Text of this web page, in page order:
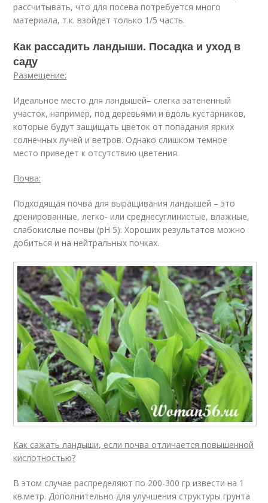
рассчитывать, что для посева потребуется много
материала, т.к. взойдет только 1/5 часть.
Как рассадить ландыши. Посадка и уход в
саду
Размещение:
Идеальное место для ландышей– слегка затененный
участок, например, под деревьями и вдоль кустарников,
которые будут защищать цветок от попадания ярких
солнечных лучей и ветров. Однако слишком темное
место приведет к отсутствию цветения.
Почва:
Подходящая почва для выращивания ландышей – это
дренированные, легко- или среднесуглинистые, влажные,
слабокислые почвы (рН 5). Хороших результатов можно
добиться и на нейтральных почках.
Как сажать ландыши, если почва отличается повышенной
кислотностью?
В этом случае распределяют по 200-300 гр извести на 1
кв.метр. Дополнительно для улучшения структуры грунта